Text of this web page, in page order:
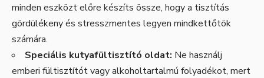
minden eszközt előre készíts össze, hogy a tisztítás
gördülékeny és stresszmentes legyen mindkettőtök
számára.
Speciális kutyafültisztító oldat: Ne használj
emberi fültisztítót vagy alkoholtartalmú folyadékot, mert